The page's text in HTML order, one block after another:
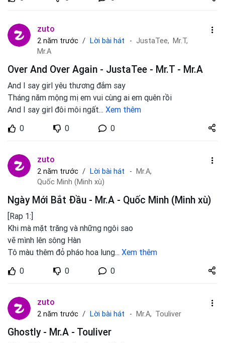
zuto.vn
zuto
2 năm trước Lời bài hát JustaTee, Mr.T,
Mr.A
Over And Over Again - JustaTee - Mr.T - Mr.A
And I say girl yêu thương đắm say
Tháng năm mộng mị em vui cùng ai em quên rồi
And I say girl đôi môi ngất... Xem thêm
0
0 0
Share
zuto.vn
zuto
2 năm trước Lời bài hát
Mr.A,
Quốc Minh (Minh xù)
Ngày Mới Bắt Đầu - Mr.A - Quốc Minh (Minh xù)
[Rap 1:]
Khi mà mặt trăng và những ngôi sao
vẽ mình lên sông Hàn
Tô màu thêm đỏ pháo hoa lung... Xem thêm
0
0 0
Share
zuto.vn
zuto
2 năm trước Lời bài hát Mr.A, Touliver
Ghostly - Mr.A - Touliver